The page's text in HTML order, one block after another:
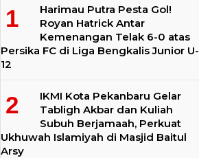
Harimau Putra Pesta Gol!
Royan Hatrick Antar
Kemenangan Telak 6-0 atas
Persika FC di Liga Bengkalis Junior U-
12
IKMI Kota Pekanbaru Gelar
Tabligh Akbar dan Kuliah
Subuh Berjamaah, Perkuat
Ukhuwah Islamiyah di Masjid Baitul
Arsy